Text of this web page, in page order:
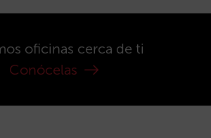
oficinas cerca de ti
Conócelas